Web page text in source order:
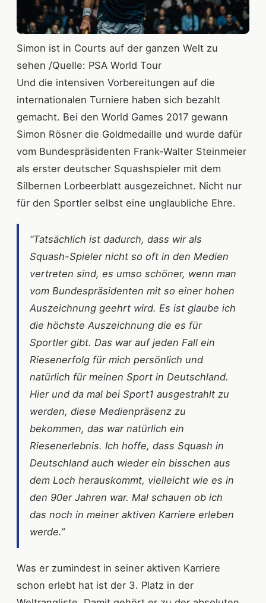
Simon ist in Courts auf der ganzen Welt zu
sehen /Quelle: PSA World Tour
Und die intensiven Vorbereitungen auf die
internationalen Turniere haben sich bezahlt
gemacht. Bei den World Games 2017 gewann
Simon Rösner die Goldmedaille und wurde dafür
vom Bundespräsidenten Frank-Walter Steinmeier
als erster deutscher Squashspieler mit dem
Silbernen Lorbeerblatt ausgezeichnet. Nicht nur
für den Sportler selbst eine unglaubliche Ehre.
“Tatsächlich ist dadurch, dass wir als
Squash-Spieler nicht so oft in den Medien
vertreten sind, es umso schöner, wenn man
vom Bundespräsidenten mit so einer hohen
Auszeichnung geehrt wird. Es ist glaube ich
die höchste Auszeichnung die es für
Sportler gibt. Das war auf jeden Fall ein
Riesenerfolg für mich persönlich und
natürlich für meinen Sport in Deutschland.
Hier und da mal bei Sport1 ausgestrahlt zu
werden, diese Medienpräsenz zu
bekommen, das war natürlich ein
Riesenerlebnis. Ich hoffe, dass Squash in
Deutschland auch wieder ein bisschen aus
dem Loch herauskommt, vielleicht wie es in
den 90er Jahren war. Mal schauen ob ich
das noch in meiner aktiven Karriere erleben
werde.”
Was er zumindest in seiner aktiven Karriere
schon erlebt hat ist der 3. Platz in der